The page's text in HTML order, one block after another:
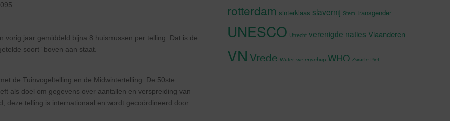
vorig jaar gemiddeld bijna 8 huismussen per telling. Dat is de
soort” boven aan staat.
de Tuinvogeltelling en de Midwintertelling. De 50ste
als doel om gegevens over aantallen en verspreiding van
deze telling is internationaal en wordt gecoördineerd door
rotterdam sinterklaas slavernij Stem transgender
UNESCO Utrecht verenigde naties Vlaanderen
VN Vrede Water wetenschap WHO Zwarte Piet